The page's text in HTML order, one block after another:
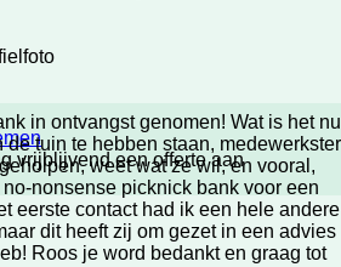
vrijblijvend een offerte aan
in ontvangst genomen! Wat is het nu
tuin te hebben staan, medewerkster
weet wat ze wil, en vooral,
nonsense picknick bank voor een
eerste contact had ik een hele andere
dit heeft zij om gezet in een advies
Roos je word bedankt en graag tot